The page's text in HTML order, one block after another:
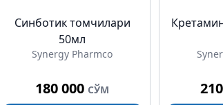
Синботик томчилари
50мл
Synergy Pharmco
180 000 СЎМ